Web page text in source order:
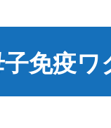
免疫ワ